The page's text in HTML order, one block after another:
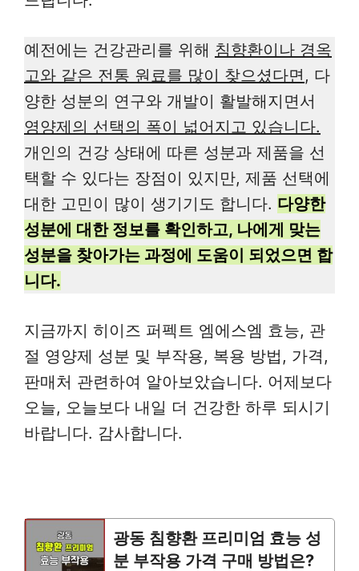
예전에는 건강관리를 위해 침향환이나 경옥
고와 같은 전통 원료를 많이 찾으셨다면 , 다
양한 성분의 연구와 개발이 활발해지면서
영양제의 선택의 폭이 넓어지고 있습니다.
개인의 건강 상태에 따른 성분과 제품을 선
택할 수 있다는 장점이 있지만, 제품 선택에
대한 고민이 많이 생기기도 합니다. 다양한
성분에 대한 정보를 확인하고, 나에게 맞는
성분을 찾아가는 과정에 도움이 되었으면 합
니다.
지금까지 히이즈 퍼펙트 엠에스엠 효능, 관
절 영양제 성분 및 부작용, 복용 방법, 가격,
판매처 관련하여 알아보았습니다. 어제보다
오늘, 오늘보다 내일 더 건강한 하루 되시기
바랍니다. 감사합니다.
광동 침향환 프리미엄 효능 성
분 부작용 가격 구매 방법은?